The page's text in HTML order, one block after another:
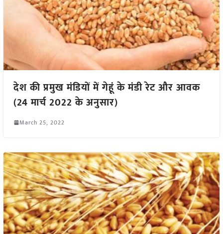
देश की प्रमुख मंडियों में गेहूं के मंडी रेट और आवक
(24 मार्च 2022 के अनुसार)
March 25, 2022